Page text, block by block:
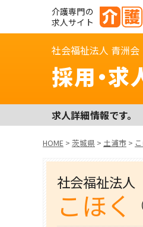
介護専門の
求人サイト
社会福祉法人 青洲会
採用・求
求人詳細情報です。
HOME > 茨城県 > 土浦市 >
社会福祉法
こほく